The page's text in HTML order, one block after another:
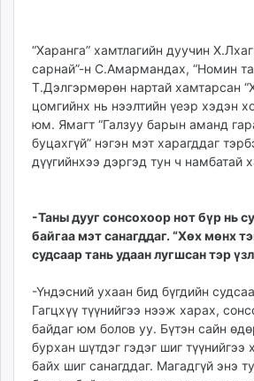
Baabar.mn
tovch.mn
ikon.mn
mnb.mn
Livetv.mn
Eguur.mn
eagle.mn
ergelt.mn
today.mn
zuv.mn
mminfo.mn
ugluu.mn
14:19:56
02:14:14
“Харанга” хамтлагийн дуучин
сарнай”-н С.Амармандах, “Номин
Т.Дэлгэрмөрөн нартай хамтарсан
цомгийнх нь нээлтийн үеэр хэдэн
юм. Ямагт “Галзуу барын аманд
буцахгүй” нэгэн мэт харагддаг
дүүгийнхээ дэргэд тун ч намбатай
-Таны дууг сонсохоор нот бүр нь
байгаа мэт санагддаг. “Хөх мөнх
судсаар тань удаан лугшсан тэр
-Үндэсний ухаан бид бүгдийн
Гагцхүү түүнийгээ нээж харах,
байдаг юм болов уу. Бүтэн сайн
бурхан шүтдэг гэдэг шиг
байх шиг санагддаг. Магадгүй энэ